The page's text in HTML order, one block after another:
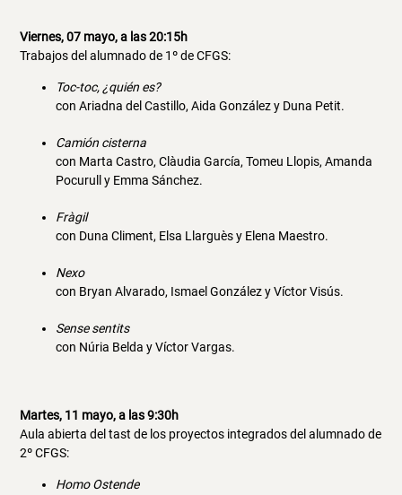
Viernes, 07 mayo, a las 20:15h
Trabajos del alumnado de 1º de CFGS:
Toc-toc, ¿quién es?
con Ariadna del Castillo, Aida González y Duna Petit.
Camión cisterna
con Marta Castro, Clàudia García, Tomeu Llopis, Amanda
Pocurull y Emma Sánchez.
Fràgil
con Duna Climent, Elsa Llarguès y Elena Maestro.
Nexo
con Bryan Alvarado, Ismael González y Víctor Visús.
Sense sentits
con Núria Belda y Víctor Vargas.
Martes, 11 mayo, a las 9:30h
Aula abierta del tast de los proyectos integrados del alumnado de
2º CFGS:
Homo Ostende